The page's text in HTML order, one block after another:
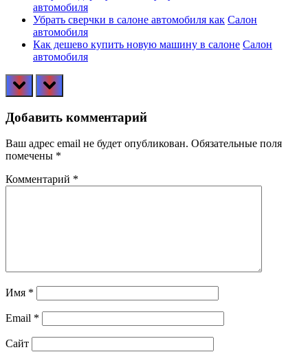
автомобиля
Убрать сверчки в салоне автомобиля как Салон
автомобиля
Как дешево купить новую машину в салоне Салон
автомобиля
prev next
Добавить комментарий
Ваш адрес email не будет опубликован. Обязательные поля
помечены *
Комментарий *
Имя *
Email *
Сайт